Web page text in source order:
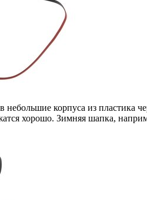
корпуса из пластика
хорошо. Зимняя шапка,